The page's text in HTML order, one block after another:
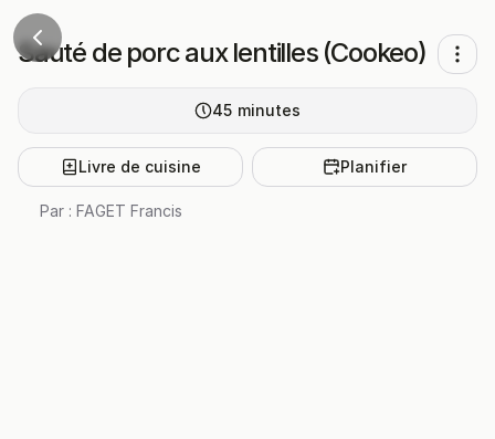
Sauté de porc aux lentilles (Cookeo)
45 minutes
Livre de cuisine Planifier
Par : FAGET Francis